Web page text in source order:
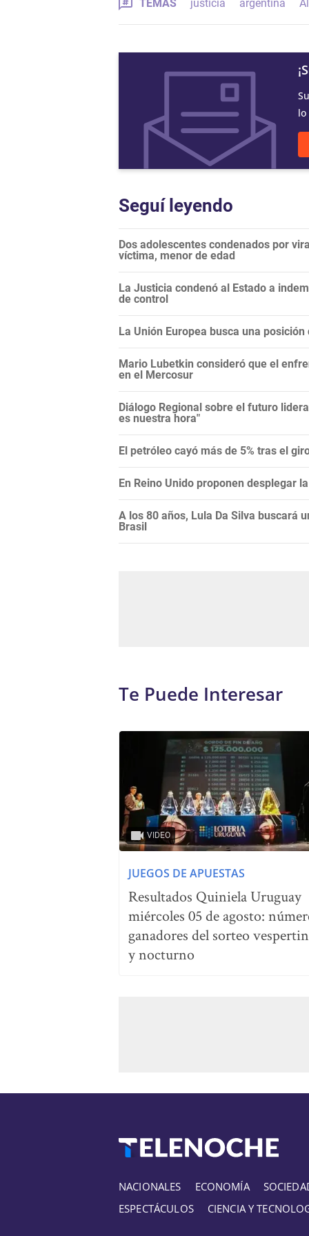
TEMAS justicia argentina
Seguí leyendo
Dos adolescentes condenados por
víctima, menor de edad
La Justicia condenó al Estado a
de control
La Unión Europea busca una
Mario Lubetkin consideró que el
en el Mercosur
Diálogo Regional sobre el futuro
es nuestra hora"
El petróleo cayó más de 5% tras el
En Reino Unido proponen desplegar
A los 80 años, Lula Da Silva buscará
Brasil
Te Puede Interesar
VIDEO
JUEGOS DE APUESTAS
Resultados Quiniela Uruguay
miércoles 05 de agosto:
ganadores del sorteo
y nocturno
NACIONALES ECONOMÍA
ESPECTÁCULOS
CIENCIA Y